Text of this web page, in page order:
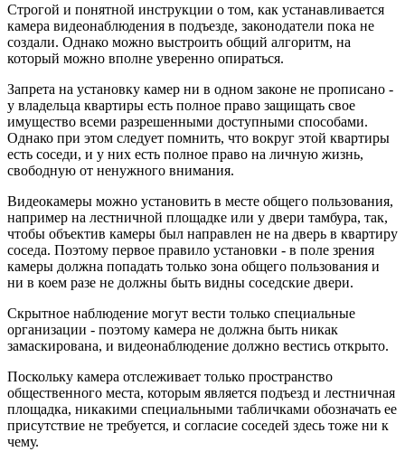
Строгой и понятной инструкции о том, как устанавливается
камера видеонаблюдения в подъезде, законодатели пока не
создали. Однако можно выстроить общий алгоритм, на
который можно вполне уверенно опираться.
Запрета на установку камер ни в одном законе не прописано -
у владельца квартиры есть полное право защищать свое
имущество всеми разрешенными доступными способами.
Однако при этом следует помнить, что вокруг этой квартиры
есть соседи, и у них есть полное право на личную жизнь,
свободную от ненужного внимания.
Видеокамеры можно установить в месте общего пользования,
например на лестничной площадке или у двери тамбура, так,
чтобы объектив камеры был направлен не на дверь в квартиру
соседа. Поэтому первое правило установки - в поле зрения
камеры должна попадать только зона общего пользования и
ни в коем разе не должны быть видны соседские двери.
Скрытное наблюдение могут вести только специальные
организации - поэтому камера не должна быть никак
замаскирована, и видеонаблюдение должно вестись открыто.
Поскольку камера отслеживает только пространство
общественного места, которым является подъезд и лестничная
площадка, никакими специальными табличками обозначать ее
присутствие не требуется, и согласие соседей здесь тоже ни к
чему.